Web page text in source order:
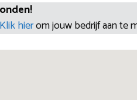
Klik hierom jouw bedrijf aan te